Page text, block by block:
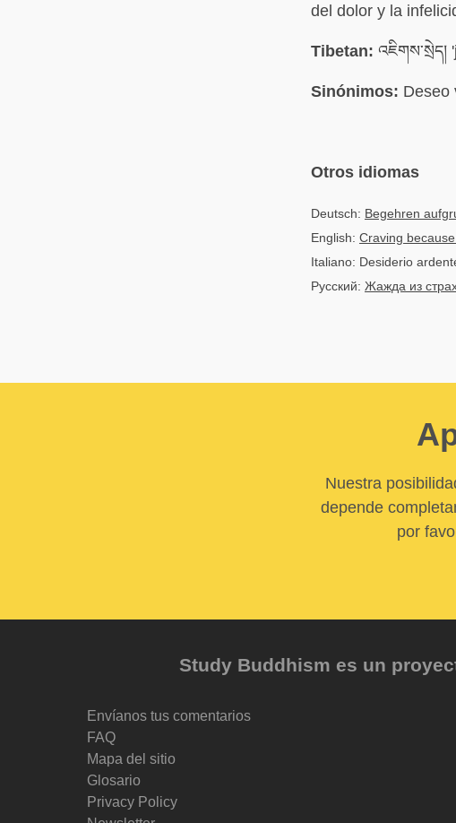
del dolor y la
Tibetan: འཇིགས་སྲེད།
Sinónimos: Deseo
Otros idiomas
Deutsch: Begehren
English: Craving
Italiano: Desiderio
Русский: Жажда из
Nuestra
depende
por
Study Buddhism es un
Envíanos tus comentarios
FAQ
Mapa del sitio
Glosario
Privacy Policy